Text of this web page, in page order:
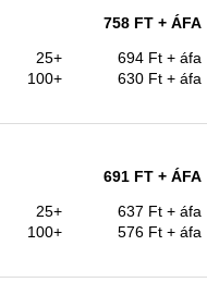
758 FT + ÁFA
25+
694 Ft + áfa
100+
630 Ft + áfa
691 FT + ÁFA
25+
637 Ft + áfa
100+
576 Ft + áfa